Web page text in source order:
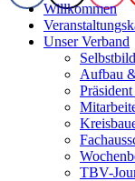
Willkommen
Unser Verband
Selbstbild
Aufbau
TBV-